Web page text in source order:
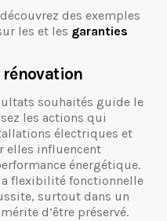
des exemples
les et les garanties
souhaités guide le
les actions qui
électriques et
elles influencent
énergétique.
flexibilité fonctionnelle
surtout dans un
d’être préservé.